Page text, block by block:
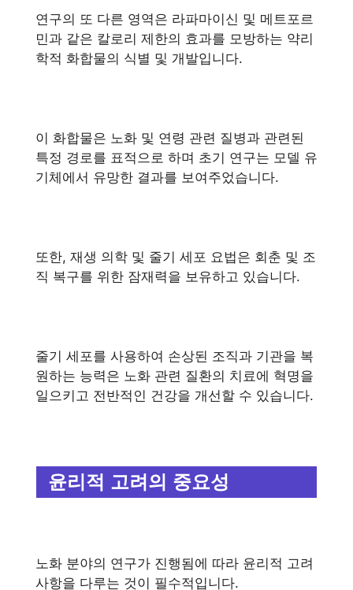
연구의 또 다른 영역은 라파마이신 및 메트포르
민과 같은 칼로리 제한의 효과를 모방하는 약리
학적 화합물의 식별 및 개발입니다.
이 화합물은 노화 및 연령 관련 질병과 관련된
특정 경로를 표적으로 하며 초기 연구는 모델 유
기체에서 유망한 결과를 보여주었습니다.
또한, 재생 의학 및 줄기 세포 요법은 회춘 및 조
직 복구를 위한 잠재력을 보유하고 있습니다.
줄기 세포를 사용하여 손상된 조직과 기관을 복
원하는 능력은 노화 관련 질환의 치료에 혁명을
일으키고 전반적인 건강을 개선할 수 있습니다.
윤리적 고려의 중요성
노화 분야의 연구가 진행됨에 따라 윤리적 고려
사항을 다루는 것이 필수적입니다.